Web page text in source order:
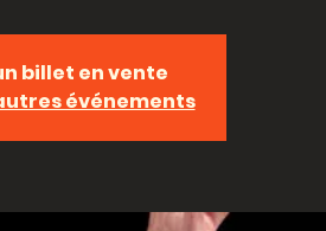
billet en vente
événements